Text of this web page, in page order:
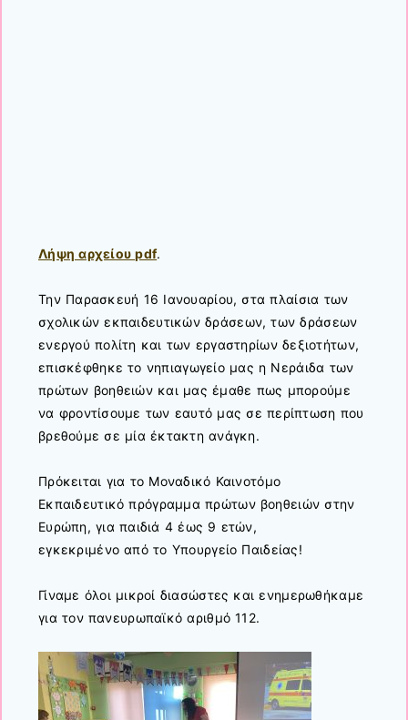
Λήψη αρχείου pdf.
Την Παρασκευή 16 Ιανουαρίου, στα πλαίσια των
σχολικών εκπαιδευτικών δράσεων, των δράσεων
ενεργού πολίτη και των εργαστηρίων δεξιοτήτων,
επισκέφθηκε το νηπιαγωγείο μας η Νεράιδα των
πρώτων βοηθειών και μας έμαθε πως μπορούμε
να φροντίσουμε των εαυτό μας σε περίπτωση που
βρεθούμε σε μία έκτακτη ανάγκη.
Πρόκειται για το Μοναδικό Καινοτόμο
Εκπαιδευτικό πρόγραμμα πρώτων βοηθειών στην
Ευρώπη, για παιδιά 4 έως 9 ετών,
εγκεκριμένο από το Υπουργείο Παιδείας!
Γίναμε όλοι μικροί διασώστες και ενημερωθήκαμε
για τον πανευρωπαϊκό αριθμό 112.